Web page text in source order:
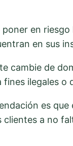
en
en sus
cambie de
fines ilegales
es
a no